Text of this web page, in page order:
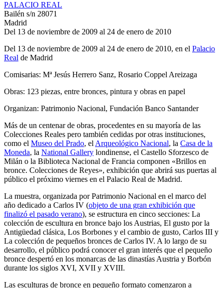
PALACIO REAL
Bailén s/n 28071
Madrid
Del 13 de noviembre de 2009 al 24 de enero de 2010
Del 13 de noviembre de 2009 al 24 de enero de 2010, en el Palacio
Real de Madrid
Comisarias: Mª Jesús Herrero Sanz, Rosario Coppel Areizaga
Obras: 123 piezas, entre bronces, pintura y obras en papel
Organizan: Patrimonio Nacional, Fundación Banco Santander
Más de un centenar de obras, procedentes en su mayoría de las
Colecciones Reales pero también cedidas por otras instituciones,
como el Museo del Prado, el Arqueológico Nacional, la Casa de la
Moneda, la National Gallery londinense, el Castello Sforzesco de
Milán o la Biblioteca Nacional de Francia componen «Brillos en
bronce. Colecciones de Reyes», exhibición que abrirá sus puertas al
público el próximo viernes en el Palacio Real de Madrid.
La muestra, organizada por Patrimonio Nacional en el marco del
año dedicado a Carlos IV (objeto de una gran exhibición que
finalizó el pasado verano), se estructura en cinco secciones: La
colección de escultura en bronce bajo los Austrias, El gusto por la
Antigüedad clásica, Los Borbones y el cambio de gusto, Carlos III y
La colección de pequeños bronces de Carlos IV. A lo largo de su
desarrollo, el público podrá conocer el gran interés que el pequeño
bronce despertó en los monarcas de las dinastías Austria y Borbón
durante los siglos XVI, XVII y XVIII.
Las esculturas de bronce en pequeño formato comenzaron a